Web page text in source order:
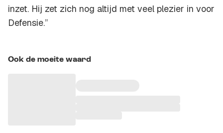
inzet. Hij zet zich nog altijd met veel plezier in voor
Defensie.”
Ook de moeite waard